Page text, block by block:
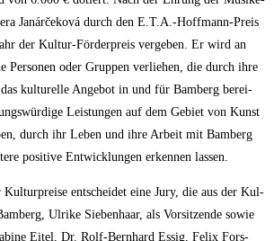
Janá­rče­ko­vá durch den E.T.A.-Hoffmann-Preis
der Kul­tur-För­der­preis ver­ge­ben. Er wird an
Per­so­nen oder Grup­pen ver­lie­hen, die durch ihre
kul­tu­rel­le Ange­bot in und für Bam­berg berei­
Leis­tun­gen auf dem Gebiet von Kunst
durch ihr Leben und ihre Arbeit mit Bam­berg
posi­ti­ve Ent­wick­lun­gen erken­nen lassen.
ent­schei­det eine Jury, die aus der Kul­
Ulri­ke Sie­ben­haar, als Vor­sit­zen­de sowie
Eitel, Dr. Rolf-Bern­hard Essig, Felix Fors­